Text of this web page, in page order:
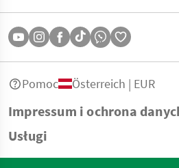
Impressum i ochrona
Usługi
Pomoc Österreich | EUR